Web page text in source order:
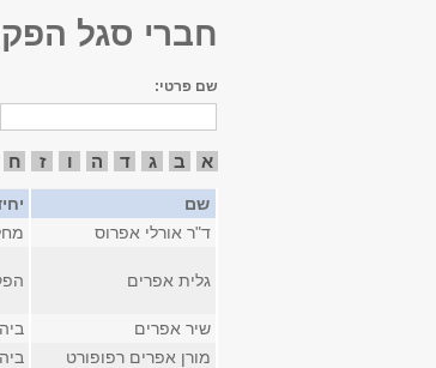
חברי סגל
שם פרטי:
א ב ג ד ה ו ז ח
שם
ד"ר אורלי אפרוס
גלית אפרים
שיר אפרים
מורן אפרים רפופורט